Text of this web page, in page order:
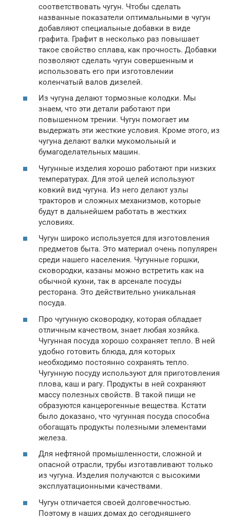
соответствовать чугун. Чтобы сделать
названные показатели оптимальными в чугун
добавляют специальные добавки в виде
графита. Графит в несколько раз повышает
такое свойство сплава, как прочность. Добавки
позволяют сделать чугун совершенным и
использовать его при изготовлении
коленчатый валов дизелей.
Из чугуна делают тормозные колодки. Мы
знаем, что эти детали работают при
повышенном трении. Чугун помогает им
выдержать эти жесткие условия. Кроме этого, из
чугуна делают валки мукомольный и
бумагоделательных машин.
Чугунные изделия хорошо работают при низких
температурах. Для этой целей используют
ковкий вид чугуна. Из него делают узлы
тракторов и сложных механизмов, которые
будут в дальнейшем работать в жестких
условиях.
Чугун широко используется для изготовления
предметов быта. Это материал очень популярен
среди нашего населения. Чугунные горшки,
сковородки, казаны можно встретить как на
обычной кухни, так в арсенале посуды
ресторана. Это действительно уникальная
посуда.
Про чугунную сковородку, которая обладает
отличным качеством, знает любая хозяйка.
Чугунная посуда хорошо сохраняет тепло. В ней
удобно готовить блюда, для которых
необходимо постоянно сохранять тепло.
Чугунную посуду используют для приготовления
плова, каш и рагу. Продукты в ней сохраняют
массу полезных свойств. В такой пищи не
образуются канцерогенные вещества. Кстати
было доказано, что чугунная посуда способна
обогащать продукты полезными элементами
железа.
Для нефтяной промышленности, сложной и
опасной отрасли, трубы изготавливают только
из чугуна. Изделия получаются с высокими
эксплуатационными качествами.
Чугун отличается своей долговечностью.
Поэтому в наших домах до сегодняшнего